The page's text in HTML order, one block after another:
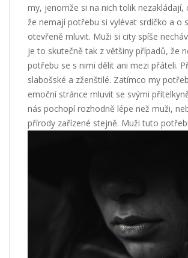
my, jenomže si na nich tolik nezakládají,
že nemají potřebu si vylévat srdíčko a o
otevřeně mluvit. Muži si city spíše
je to skutečně tak z většiny případů, že
potřebu se s nimi dělit ani mezi přáteli.
slabošské a zženštilé. Zatímco my
emoční stránce mluvit se svými
nás pochopí rozhodně lépe než muži,
přírody zařízené stejně. Muži tuto